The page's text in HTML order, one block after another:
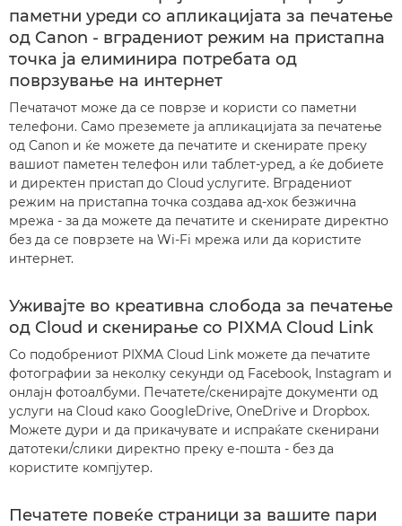
паметни уреди со апликацијата за печатење
од Canon - вградениот режим на пристапна
точка ја елиминира потребата од
поврзување на интернет
Печатачот може да се поврзе и користи со паметни
телефони. Само преземете ја апликацијата за печатење
од Canon и ќе можете да печатите и скенирате преку
вашиот паметен телефон или таблет-уред, а ќе добиете
и директен пристап до Cloud услугите. Вградениот
режим на пристапна точка создава ад-хок безжична
мрежа - за да можете да печатите и скенирате директно
без да се поврзете на Wi-Fi мрежа или да користите
интернет.
Уживајте во креативна слобода за печатење
од Cloud и скенирање со PIXMA Cloud Link
Со подобрениот PIXMA Cloud Link можете да печатите
фотографии за неколку секунди од Facebook, Instagram и
онлајн фотоалбуми. Печатете/скенирајте документи од
услуги на Cloud како GoogleDrive, OneDrive и Dropbox.
Можете дури и да прикачувате и испраќате скенирани
датотеки/слики директно преку е-пошта - без да
користите компјутер.
Печатете повеќе страници за вашите пари